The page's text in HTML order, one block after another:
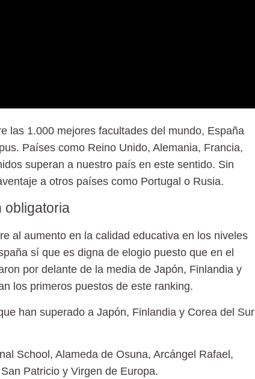
las 1.000 mejores facultades del mundo, España
Países como Reino Unido, Alemania, Francia,
superan a nuestro país en este sentido. Sin
a otros países como Portugal o Rusia.
obligatoria
al aumento en la calidad educativa en los niveles
sí que es digna de elogio puesto que en el
por delante de la media de Japón, Finlandia y
los primeros puestos de este ranking.
han superado a Japón, Finlandia y Corea del Sur
School, Alameda de Osuna, Arcángel Rafael,
Patricio y Virgen de Europa.